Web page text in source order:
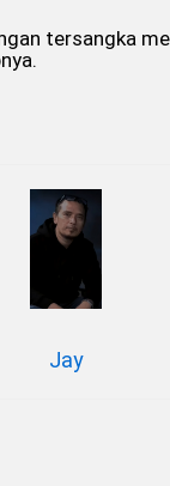
tersangka
Jay